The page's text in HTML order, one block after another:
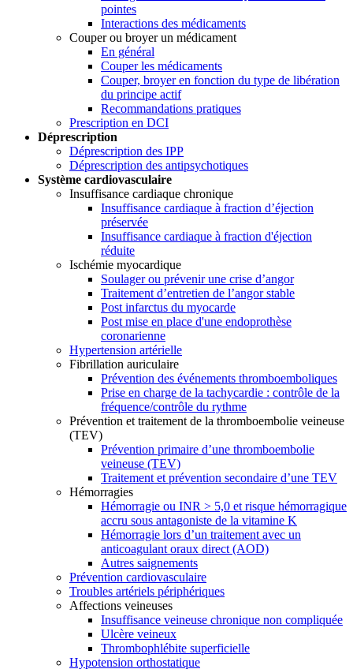
pointes
Interactions des médicaments
Couper ou broyer un médicament
En général
Couper les médicaments
Couper, broyer en fonction du type de libération
du principe actif
Recommandations pratiques
Prescription en DCI
Déprescription
Déprescription des IPP
Déprescription des antipsychotiques
Système cardiovasculaire
Insuffisance cardiaque chronique
Insuffisance cardiaque à fraction d’éjection
préservée
Insuffisance cardiaque à fraction d'éjection
réduite
Ischémie myocardique
Soulager ou prévenir une crise d’angor
Traitement d’entretien de l’angor stable
Post infarctus du myocarde
Post mise en place d'une endoprothèse
coronarienne
Hypertension artérielle
Fibrillation auriculaire
Prévention des événements thromboemboliques
Prise en charge de la tachycardie : contrôle de la
fréquence/contrôle du rythme
Prévention et traitement de la thromboembolie veineuse
(TEV)
Prévention primaire d’une thromboembolie
veineuse (TEV)
Traitement et prévention secondaire d’une TEV
Hémorragies
Hémorragie ou INR > 5,0 et risque hémorragique
accru sous antagoniste de la vitamine K
Hémorragie lors d’un traitement avec un
anticoagulant oraux direct (AOD)
Autres saignements
Prévention cardiovasculaire
Troubles artériels périphériques
Affections veineuses
Insuffisance veineuse chronique non compliquée
Ulcère veineux
Thrombophlébite superficielle
Hypotension orthostatique